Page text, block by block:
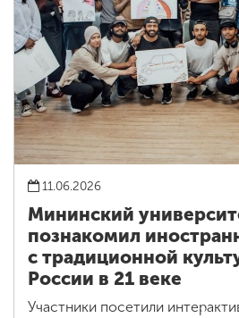
11.06.2026
Мининский
познакомил
с традиционной
России в 21 веке
Участники посетили